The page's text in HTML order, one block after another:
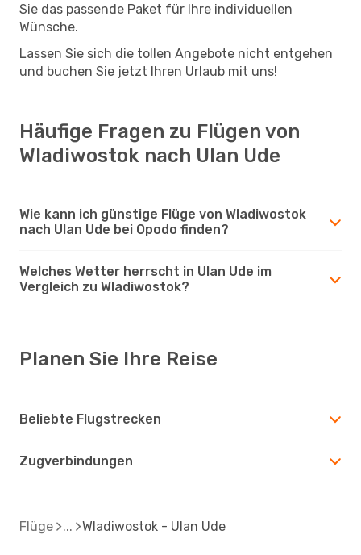
Sie das passende Paket für Ihre individuellen
Wünsche.
Lassen Sie sich die tollen Angebote nicht entgehen
und buchen Sie jetzt Ihren Urlaub mit uns!
Häufige Fragen zu Flügen von
Wladiwostok nach Ulan Ude
Wie kann ich günstige Flüge von Wladiwostok
nach Ulan Ude bei Opodo finden?
Welches Wetter herrscht in Ulan Ude im
Vergleich zu Wladiwostok?
Planen Sie Ihre Reise
Beliebte Flugstrecken
Zugverbindungen
Flüge Wladiwostok - Ulan Ude